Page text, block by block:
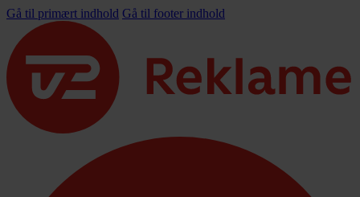
Gå til primært indhold Gå til footer indhold